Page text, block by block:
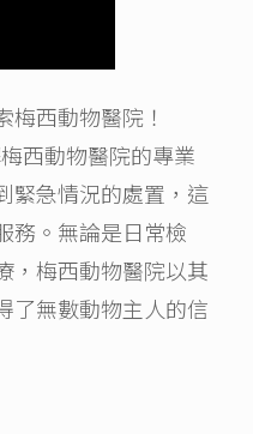
梅西動物醫院！
西動物醫院的專業
緊急情況的處置，這
務。無論是日常檢
，梅西動物醫院以其
了無數動物主人的信